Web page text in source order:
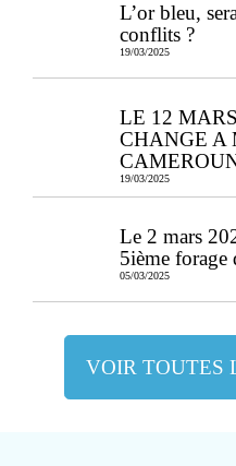
L’or bleu,
conflits ?
19/03/2025
LE 12
CHANGE A
19/03/2025
Le 2 mars
5ième forage
05/03/2025
VOIR TOUTES